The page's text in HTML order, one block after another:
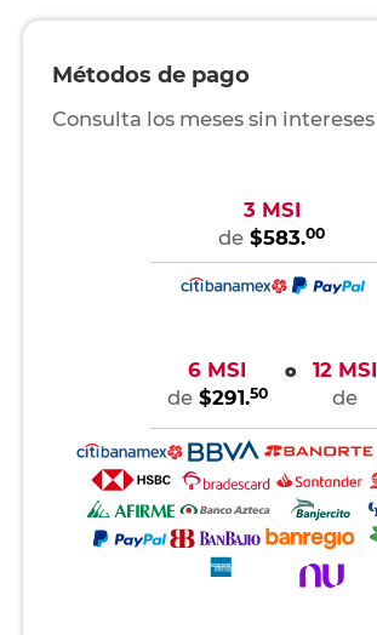
Métodos de pago
Consulta los meses sin intereses
3 MSI
de $583.00
6 MSI
de $291.50
o
12 MSI
de